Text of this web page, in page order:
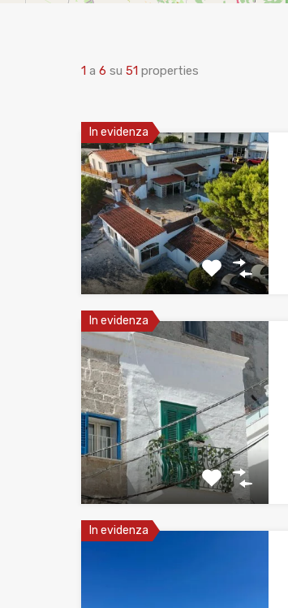
1 a 6 su 51 properties
In evidenza
In evidenza
In evidenza